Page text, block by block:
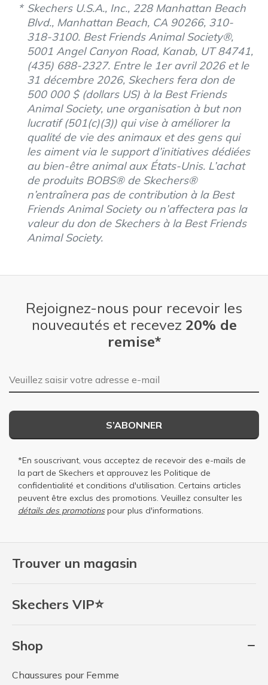
Skechers U.S.A., Inc., 228 Manhattan Beach
Blvd., Manhattan Beach, CA 90266, 310-
318-3100. Best Friends Animal Society®,
5001 Angel Canyon Road, Kanab, UT 84741,
(435) 688-2327. Entre le 1er avril 2026 et le
31 décembre 2026, Skechers fera don de
500 000 $ (dollars US) à la Best Friends
Animal Society, une organisation à but non
lucratif (501(c)(3)) qui vise à améliorer la
qualité de vie des animaux et des gens qui
les aiment via le support d’initiatives dédiées
au bien-être animal aux États-Unis. L’achat
de produits BOBS® de Skechers®
n’entraînera pas de contribution à la Best
Friends Animal Society ou n’affectera pas la
valeur du don de Skechers à la Best Friends
Animal Society.
Trouver un magasin
Skechers VIP⭐
Shop
Chaussures pour Femme
Rejoignez-nous pour recevoir les
nouveautés et recevez 20% de
remise*
Adresse e-mail
S’ABONNER
*En souscrivant, vous acceptez de recevoir des e-mails de
la part de Skechers et approuvez les Politique de
confidentialité et conditions d'utilisation. Certains articles
peuvent être exclus des promotions. Veuillez consulter les
détails des promotionspour plus d'informations.